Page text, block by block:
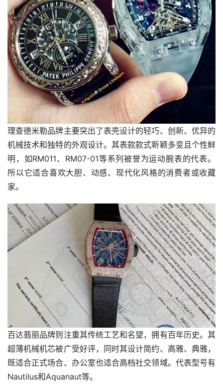
理查德米勒品牌主要突出了表壳设计的轻巧、创新、优异的
机械技术和独特的外观设计。其表款款式新颖多变且个性鲜
明，如RM011、RM07-01等系列被誉为运动腕表的代表。
所以它适合喜欢大胆、动感、现代化风格的消费者或收藏
家。
百达翡丽品牌则注重其传统工艺和名望，拥有百年历史。其
超薄机械机芯被广受好评，同时其设计简约、高雅、典雅，
既适合正式场合、办公室也适合高档社交领域。代表型号有
Nautilus和Aquanaut等。